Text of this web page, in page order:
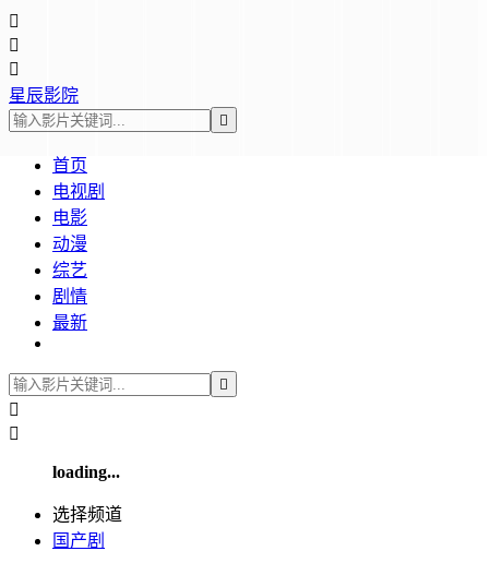



星辰影院

首页
电视剧
电影
动漫
综艺
剧情
最新



loading...
选择频道
国产剧